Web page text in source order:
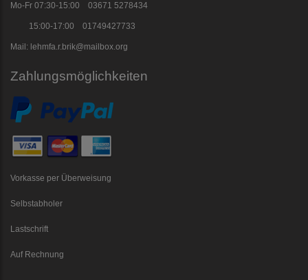
Mo-Fr 07:30-15:00 03671 5278434
15:00-17:00 01749427733
Mail: lehmfa.r.brik@mailbox.org
Zahlungsmöglichkeiten
Vorkasse per Überweisung
Selbstabholer
Lastschrift
Auf Rechnung